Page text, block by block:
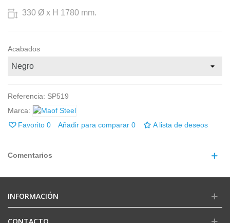
330 Ø x H 1780 mm.
Acabados
Referencia: SP519
Marca:
Favorito 0 Añadir para comparar 0 A lista de deseos
Comentarios
INFORMACIÓN